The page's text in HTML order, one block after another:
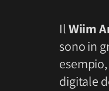
IlWiim
sono in
digitale